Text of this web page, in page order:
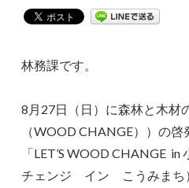
林務課です。
8月27日（日）に森林と木材
（WOOD CHANGE））の
「LET’S WOOD CHANGE
チェンジ イン こうみまち